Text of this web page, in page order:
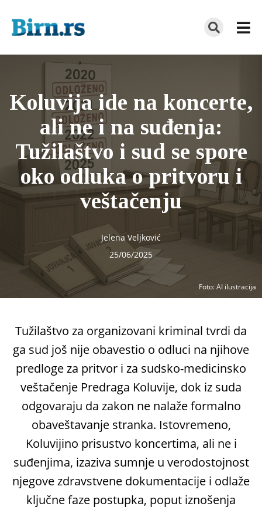
Foto: AI ilustracija
Koluvija ide na koncerte,
ali ne i na suđenja:
Tužilaštvo i sud se spore
oko odluka o pritvoru i
veštačenju
Jelena Veljković
25/06/2025
Tužilaštvo za organizovani kriminal tvrdi da
ga sud još nije obavestio o odluci na njihove
predloge za pritvor i za sudsko-medicinsko
veštačenje Predraga Koluvije, dok iz suda
odgovaraju da zakon ne nalaže formalno
obaveštavanje stranka. Istovremeno,
Koluvijino prisustvo koncertima, ali ne i
suđenjima, izaziva sumnje u verodostojnost
njegove zdravstvene dokumentacije i odlaže
ključne faze postupka, poput iznošenja